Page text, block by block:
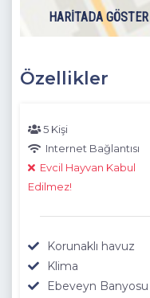
HARITADA GÖSTER
Özellikler
5 Kişi
Internet Bağlantısı
Evcil Hayvan Kabul
Edilmez!
Korunaklı havuz
Klima
Ebeveyn Banyosu